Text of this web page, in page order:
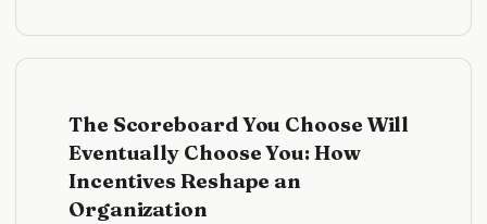
edges. ...
The Scoreboard You Choose Will
Eventually Choose You: How
Incentives Reshape an
Organization